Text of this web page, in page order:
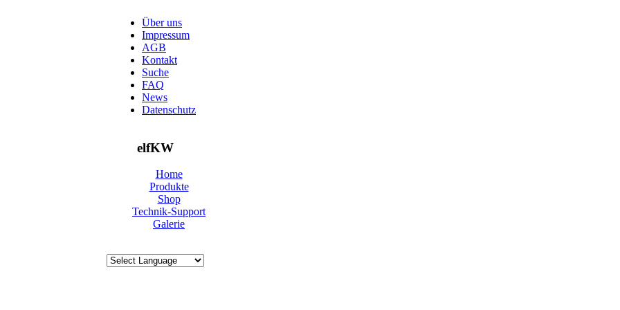
Über uns
Impressum
AGB
Kontakt
Suche
FAQ
News
Datenschutz
elfKW
Home
Produkte
Shop
Technik-Support
Galerie